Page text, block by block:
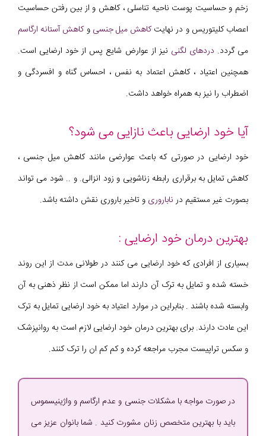
زخم و حساسیت پوست ناحیه تناسلی ، کاهش و از بین رفتن حساسیت
اعصاب کلیتوریس و در نهایتکاهش میل جنسی وکاهش آستانه ارگاسم
می گردد. دردهای لگنی نیز از عوارض شایع پس از خود ارضایی است.
همچنین اعتیاد ، کاهش اعتماد به نفس ، احساس گناه و افسردگی و
اضطراب را نیز به همراه خواهد داشت.
آیا خود ارضایی باعث نازایی می شود؟
خود ارضایی در صورتی که باعث عوارضی مانند کاهش میل جنسی ،
کاهش تمایل به برقراری رابطه زناشویی و زود انزالی. و .. شود می تواند
بصورت غیر مستقیم در ناباروری و تاخیر باروری نقش داشته باشد.
بهترین درمان خود ارضایی :
بسیاری از افرادی که خود ارضایی می کنند در طولانی مدت از این روند
خسته شده و تمایل به ترک آن دارند اما ممکن است از نظر ذهنی به آن
وابسته شده باشند . بنابراین در موارد اعتیاد به خود ارضایی تمایل به ترک
این عادت دارند. برای بهترین درمان خود ارضایی لازم است به روانپزشک
و سکس تراپیست مجرب مراجعه کرده و کم کم ان را ترک کنند.
در صورت مواجه با مشکلات جنسی و عدم ارگاسم و واژینیسموس
باید با بهترین متخصص زنان مشورت کنید . شما بانوان عزیز می